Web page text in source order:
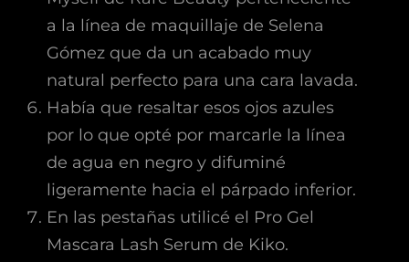
a la línea de maquillaje de Selena
Gómez que da un acabado muy
natural perfecto para una cara lavada.
Había que resaltar esos ojos azules
por lo que opté por marcarle la línea
de agua en negro y difuminé
ligeramente hacia el párpado inferior.
En las pestañas utilicé el Pro Gel
Mascara Lash Serum de Kiko.